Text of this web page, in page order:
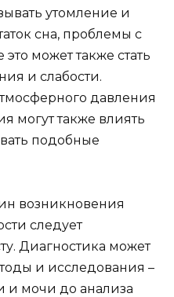
утомление и
сна, проблемы с
может также стать
и слабости.
давления
могут также влиять
подобные
возникновения
следует
Диагностика может
и исследования –
и мочи до анализа